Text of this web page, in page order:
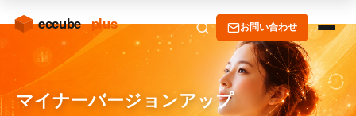
お問い合わせ
マイナーバージョンアップ